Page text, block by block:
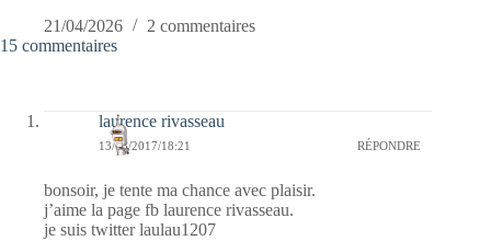
21/04/2026
2 commentaires
15 commentaires
laurence rivasseau
13/03/2017/18:21 RÉPONDRE
bonsoir, je tente ma chance avec plaisir.
j’aime la page fb laurence rivasseau.
je suis twitter laulau1207